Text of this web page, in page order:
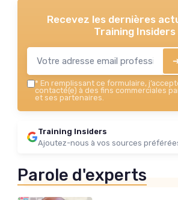
Recevez les dernières
Training Insiders
* En remplissant ce formulaire,
contacté(e) à des fins commerciales
et ses partenaires.
Training Insiders
Ajoutez-nous à vos sources
Parole d'experts